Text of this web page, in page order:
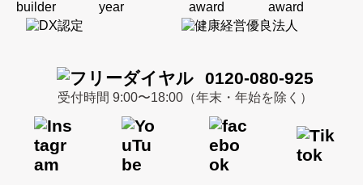
0120-080-925
受付時間 9:00〜18:00（年末・年始を除く）